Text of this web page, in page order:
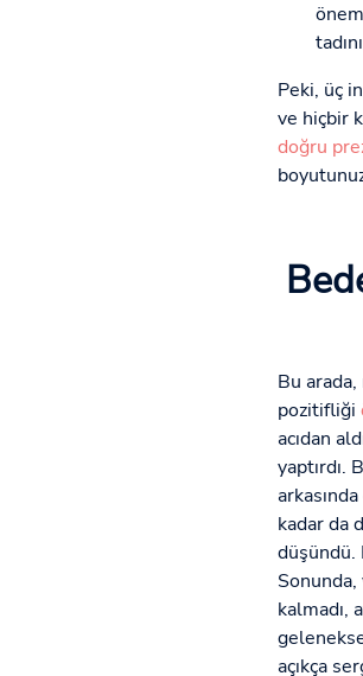
Peki, üç
ve hiçbir
doğru
Bu
pozitifliği
acıdan
yaptırdı.
kadar da
düşündü.
kalmadı,
açıkça